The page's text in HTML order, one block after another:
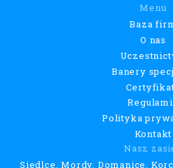
Menu
Baza
O nas
Banery
Polityka
Kontakt
Nasz
Siedlce, Mordy, Domanice,